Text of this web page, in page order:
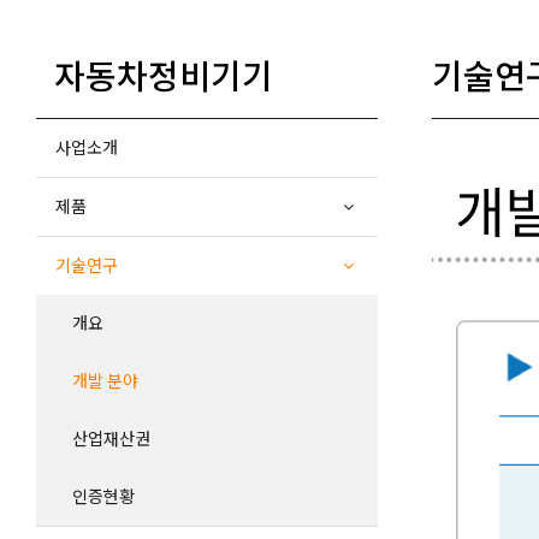
자동차정비기기
사업소개
제품
기술연구
개요
개발 분야
산업재산권
인증현황
기술연